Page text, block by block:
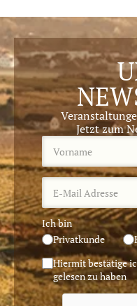
Jetzt zum
Ich bin
Privatkunde
Hiermit bestätige
gelesen zu haben